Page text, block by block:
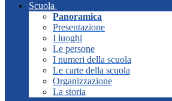
Scuola
Panoramica
Presentazione
I luoghi
Le persone
I numeri della scuola
Le carte della scuola
Organizzazione
La storia